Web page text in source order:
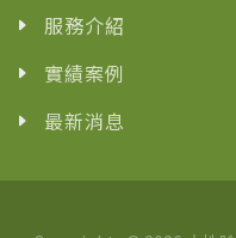
服務介紹
實績案例
最新消息